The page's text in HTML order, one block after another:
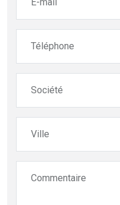
Téléphone
Société
Ville
Commentaire